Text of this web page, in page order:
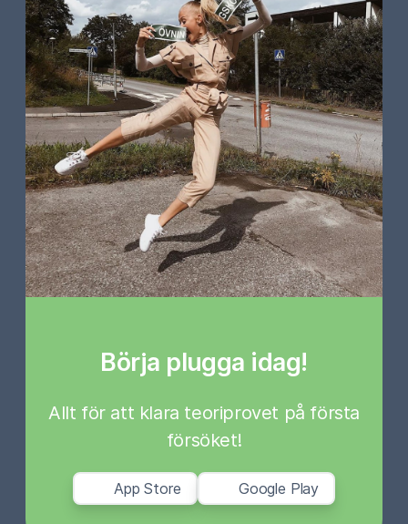
Börja plugga idag!
Allt för att klara teoriprovet på första
försöket!
App Store Google Play